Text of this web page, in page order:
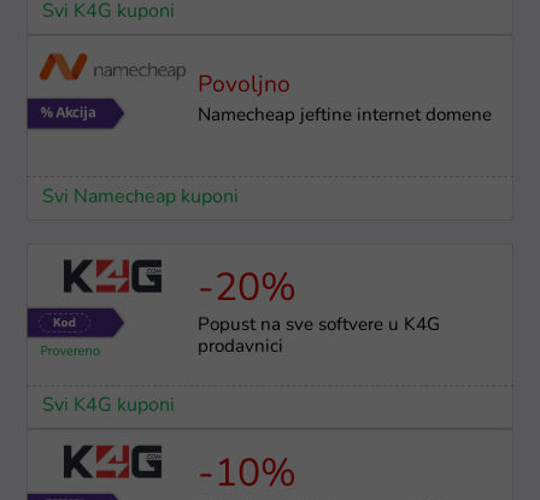
Svi K4G kuponi
Povoljno
Namecheap jeftine internet domene
Svi Namecheap kuponi
-20%
Popust na sve softvere u K4G
prodavnici
Svi K4G kuponi
-10%